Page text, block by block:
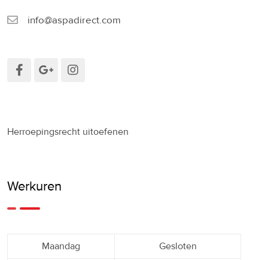
info@aspadirect.com
Herroepingsrecht uitoefenen
Werkuren
Maandag Gesloten